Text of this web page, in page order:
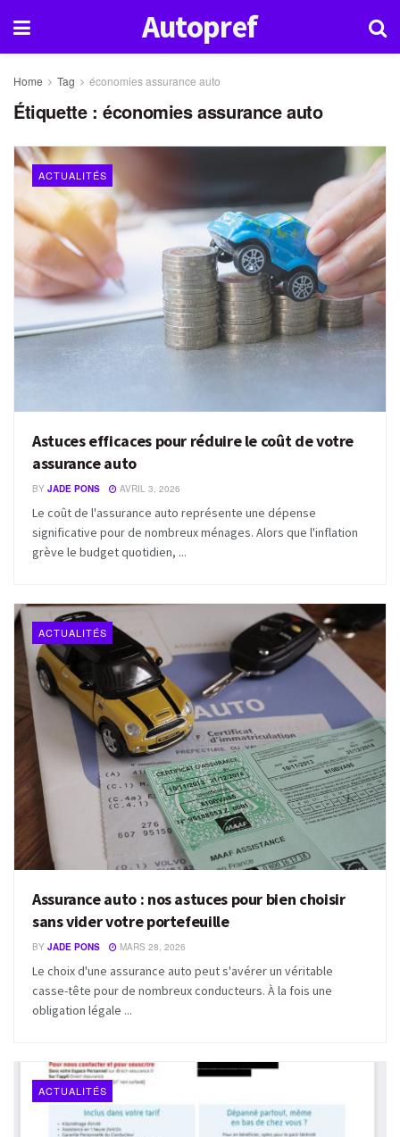
Autopref
Home Tag économies assurance auto
Étiquette :économies assurance auto
ACTUALITÉS
Astuces efficaces pour réduire le coût de votre
assurance auto
BY JADE PONS AVRIL 3, 2026
Le coût de l'assurance auto représente une dépense
significative pour de nombreux ménages. Alors que l'inflation
grève le budget quotidien, ...
ACTUALITÉS
Assurance auto : nos astuces pour bien choisir
sans vider votre portefeuille
BY JADE PONS MARS 28, 2026
Le choix d'une assurance auto peut s'avérer un véritable
casse-tête pour de nombreux conducteurs. À la fois une
obligation légale ...
ACTUALITÉS